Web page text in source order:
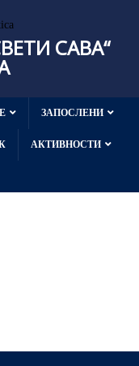
САВА“
ЗАПОСЛЕНИ
АКТИВНОСТИ